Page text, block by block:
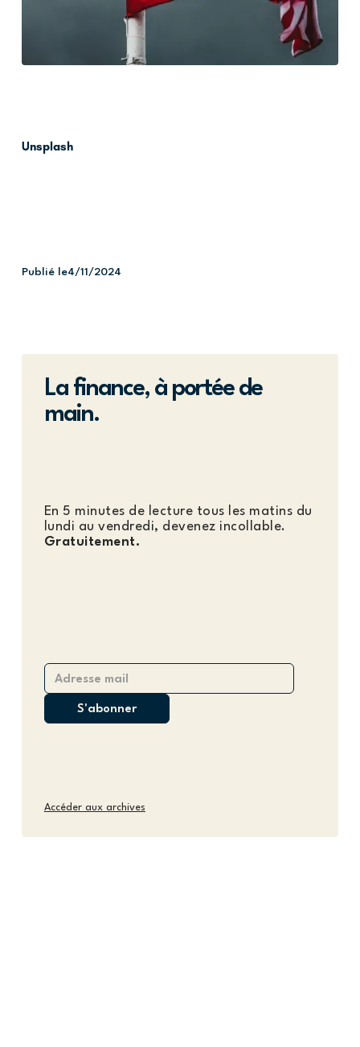
Unsplash
Publié le4/11/2024
La finance, à portée de
main.
En 5 minutes de lecture tous les matins du
lundi au vendredi, devenez incollable.
Gratuitement.
Accéder aux archives